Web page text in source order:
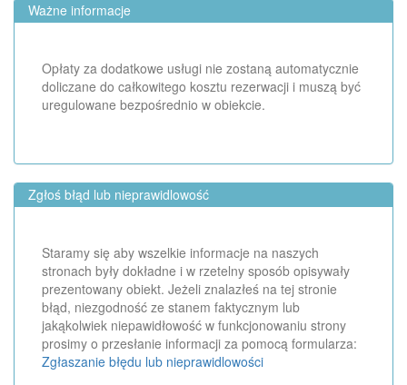
Ważne informacje
Opłaty za dodatkowe usługi nie zostaną automatycznie
doliczane do całkowitego kosztu rezerwacji i muszą być
uregulowane bezpośrednio w obiekcie.
Zgłoś błąd lub nieprawidlowość
Staramy się aby wszelkie informacje na naszych
stronach były dokładne i w rzetelny sposób opisywały
prezentowany obiekt. Jeżeli znalazłeś na tej stronie
błąd, niezgodność ze stanem faktycznym lub
jakąkolwiek niepawidłowość w funkcjonowaniu strony
prosimy o przesłanie informacji za pomocą formularza:
Zgłaszanie błędu lub nieprawidlowości